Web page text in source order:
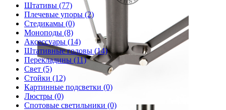
Штативы (77)
Плечевые упоры (2)
Стедикамы (0)
Моноподы (8)
Аксессуары (14)
Штативные головы (14)
Перекладины (11)
Свет (5)
Стойки (12)
Картинные подсветки (0)
Люстры (0)
Спотовые светильники (0)